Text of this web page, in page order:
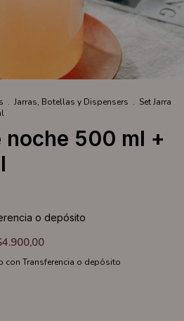
. Jarras, Botellas y Dispensers . Set Jarra
noche 500 ml +
o depósito
con Transferencia o depósito